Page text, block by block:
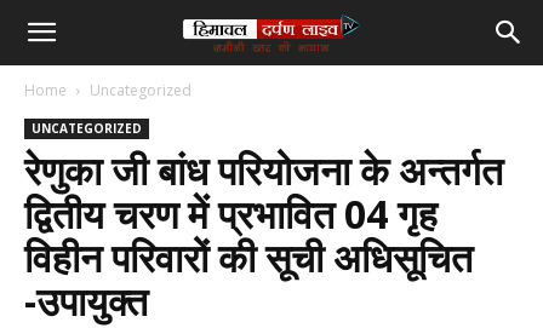
हिमाचल
लाइव
टीवी
Home Uncategorized
UNCATEGORIZED
रेणुका जी बांध परियोजना के अन्तर्गत
द्वितीय चरण में प्रभावित 04 गृह
विहीन परिवारों की सूची अधिसूचित
-उपायुक्त